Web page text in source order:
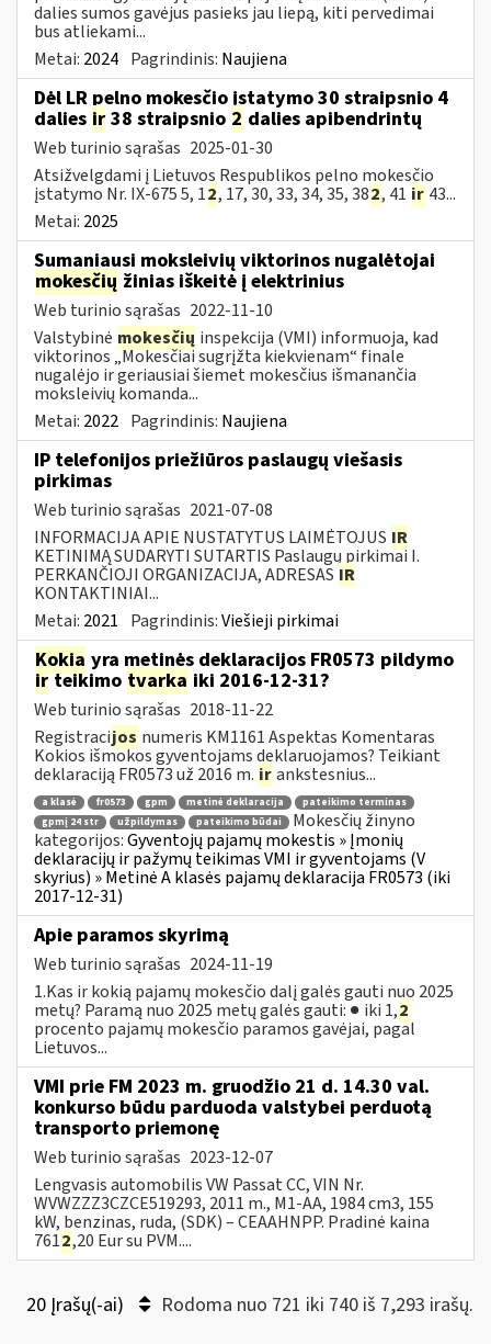
dalies sumos gavėjus pasieks jau liepą, kiti pervedimai
bus atliekami...
Metai: 2024 Pagrindinis: Naujiena
Dėl LR pelno mokesčio įstatymo 30 straipsnio 4
dalies ir 38 straipsnio 2 dalies apibendrintų
Web turinio sąrašas 2025-01-30
Atsižvelgdami į Lietuvos Respublikos pelno mokesčio
įstatymo Nr. IX-675 5, 12, 17, 30, 33, 34, 35, 382, 41 ir 43...
Metai: 2025
Sumaniausi moksleivių viktorinos nugalėtojai
mokesčių žinias iškeitė į elektrinius
Web turinio sąrašas 2022-11-10
Valstybinė mokesčių inspekcija (VMI) informuoja, kad
viktorinos „Mokesčiai sugrįžta kiekvienam“ finale
nugalėjo ir geriausiai šiemet mokesčius išmanančia
moksleivių komanda...
Metai: 2022 Pagrindinis: Naujiena
IP telefonijos priežiūros paslaugų viešasis
pirkimas
Web turinio sąrašas 2021-07-08
INFORMACIJA APIE NUSTATYTUS LAIMĖTOJUS IR
KETINIMĄ SUDARYTI SUTARTIS Paslaugų pirkimai I.
PERKANČIOJI ORGANIZACIJA, ADRESAS IR
KONTAKTINIAI...
Metai: 2021 Pagrindinis:Viešieji pirkimai
Kokia yra metinės deklaracijos FR0573 pildymo
irteikimo tvarka iki 2016-12-31?
Web turinio sąrašas 2018-11-22
Registracijos numeris KM1161 Aspektas Komentaras
Kokios išmokos gyventojams deklaruojamos? Teikiant
deklaraciją FR0573 už 2016 m. irankstesnius...
a klasė fr0573 gpm metinė deklaracija
pateikimo terminas
gpmį 24 str
užpildymas pateikimo būdai
Mokesčių žinyno
kategorijos:Gyventojų pajamų mokestis » Įmonių
deklaracijų ir pažymų teikimas VMI ir gyventojams (V
skyrius) » Metinė A klasės pajamų deklaracija FR0573 (iki
2017-12-31)
Apie paramos skyrimą
Web turinio sąrašas 2024-11-19
1.Kas ir kokią pajamų mokesčio dalį galės gauti nuo 2025
metų? Paramą nuo 2025 metų galės gauti: ● iki 1,2
procento pajamų mokesčio paramos gavėjai, pagal
Lietuvos...
VMI prie FM 2023 m. gruodžio 21 d. 14.30 val.
konkurso būdu parduoda valstybei perduotą
transporto priemonę
Web turinio sąrašas 2023-12-07
Lengvasis automobilis VW Passat CC, VIN Nr.
WVWZZZ3CZCE519293, 2011 m., M1-AA, 1984 cm3, 155
kW, benzinas, ruda, (SDK) – CEAAHNPP. Pradinė kaina
7612,20 Eur su PVM....
20 Įrašų(-ai) Rodoma nuo 721 iki 740 iš 7,293 irašų.